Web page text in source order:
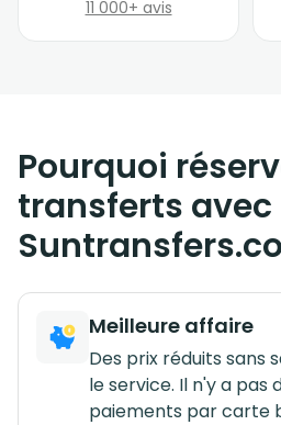
11 000+ avis
Pourquoi
transferts avec
Meilleure affaire
Des prix réduits sans
le service. Il n'y a pas
paiements par carte